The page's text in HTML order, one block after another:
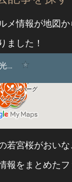
メ情報が地図か
ました！
若宮桜がおいな
報をまとめたフ